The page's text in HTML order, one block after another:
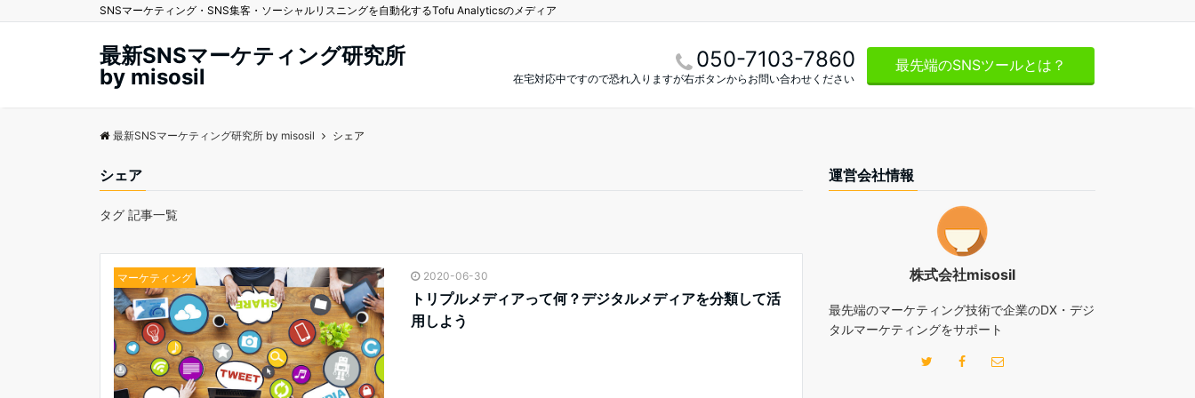
SNSマーケティング・SNS集客・ソーシャルリスニングを自動化するTofu Analyticsのメディア
最新SNSマーケティング研究所
by misosil
050-7103-7860
在宅対応中ですので恐れ入りますが右ボタンからお問い合わせください
最先端のSNSツールとは？
最新SNSマーケティング研究所 by misosil シェア
シェア
タグ 記事一覧
マーケティング 2020-06-30
トリプルメディアって何？デジタルメディアを分類して活
用しよう
運営会社情報
株式会社misosil
最先端のマーケティング技術で企業のDX・デジ
タルマーケティングをサポート